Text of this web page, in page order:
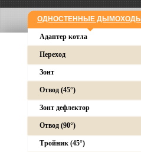
ОДНОСТЕННЫЕ ДЫМОХОДЫ
Адаптер котла
Переход
Зонт
Отвод (45°)
Зонт дефлектор
Отвод (90°)
Тройник (45°)